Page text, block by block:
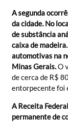
A segunda
da cidade. No
de substância
caixa de
automotivas na
Minas Gerais.O
de cerca de R$
entorpecente foi
A Receita
permanente de